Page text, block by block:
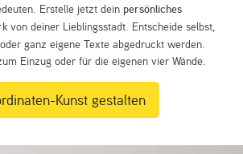
Erstelle jetzt dein persönliches
von deiner Lieblingsstadt. Entscheide selbst,
ganz eigene Texte abgedruckt werden.
Einzug oder für die eigenen vier Wände.
Kunst gestalten